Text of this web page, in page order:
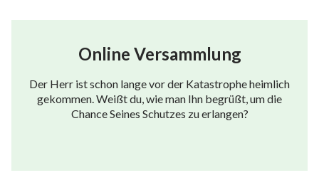
Die Sprüche 12:26
Der Gerechte hat's besser denn sein Nächster; aber
der Gottlosen Weg verführt sie.
Für Sie empfohlen:
Prophezeiungen im Einklang
Online Versammlung
Der Herr ist schon lange vor der Katastrophe heimlich
gekommen. Weißt du, wie man Ihn begrüßt, um die
Chance Seines Schutzes zu erlangen?